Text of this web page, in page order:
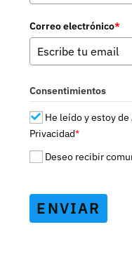
Correo electrónico*
Consentimientos
He leído y estoy
Privacidad*
Deseo recibir
ENVIAR